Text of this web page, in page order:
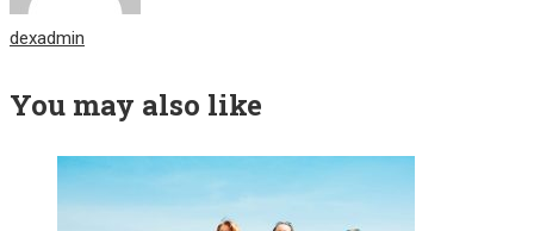
dexadmin
You may also like